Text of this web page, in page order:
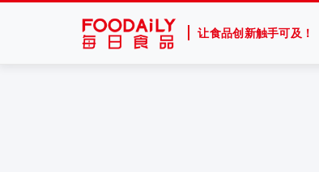
让食品创新触手可及！